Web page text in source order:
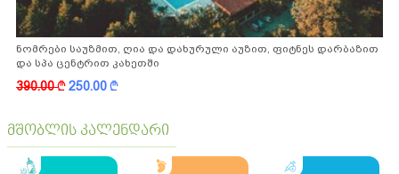
ნომრები საუზმით, ღია და დახურული აუზით, ფიტნეს დარბაზით
და სპა ცენტრით კახეთში
390.00k250.00k
მშობლის კალენდარი